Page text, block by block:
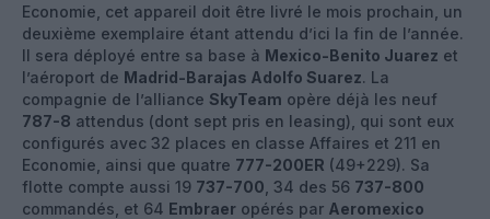
Economie, cet appareil doit être livré le mois prochain, un
deuxième exemplaire étant attendu d’ici la fin de l’année.
Il sera déployé entre sa base à Mexico-Benito Juarez et
l’aéroport de Madrid-Barajas Adolfo Suarez. La
compagnie de l’alliance SkyTeam opère déjà les neuf
787-8 attendus (dont sept pris en leasing), qui sont eux
configurés avec 32 places en classe Affaires et 211 en
Economie, ainsi que quatre 777-200ER (49+229). Sa
flotte compte aussi 19 737-700 , 34 des 56 737-800
commandés, et 64 Embraer opérés par Aeromexico